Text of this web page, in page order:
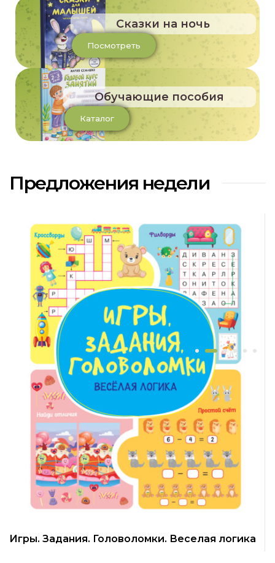
Сказки на ночь
Посмотреть
Обучающие пособия
Каталог
Предложения недели
Игры. Задания. Головоломки. Веселая логика